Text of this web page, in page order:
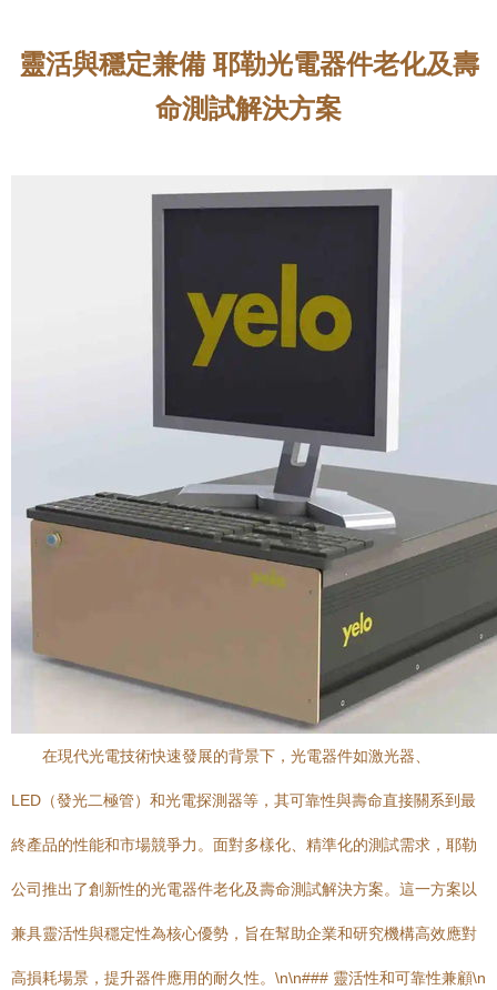
靈活與穩定兼備 耶勒光電器件老化及壽
命測試解決方案
在現代光電技術快速發展的背景下，光電器件如激光器、
LED（發光二極管）和光電探測器等，其可靠性與壽命直接關系到最
終產品的性能和市場競爭力。面對多樣化、精準化的測試需求，耶勒
公司推出了創新性的光電器件老化及壽命測試解決方案。這一方案以
兼具靈活性與穩定性為核心優勢，旨在幫助企業和研究機構高效應對
高損耗場景，提升器件應用的耐久性。\n\n### 靈活性和可靠性兼顧\n